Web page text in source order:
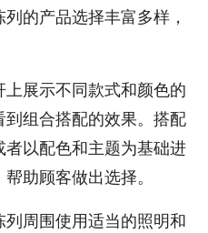
的产品选择丰富多样，
展示不同款式和颜色的
组合搭配的效果。搭配
以配色和主题为基础进
助顾客做出选择。
周围使用适当的照明和